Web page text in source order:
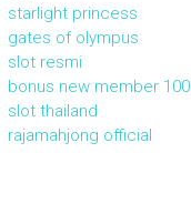
starlight princess
gates of olympus
slot resmi
bonus new member 100
slot thailand
rajamahjong official